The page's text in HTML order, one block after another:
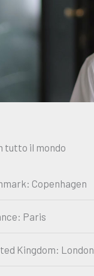
tutto il mondo
Copenhagen
Paris
Kingdom: London